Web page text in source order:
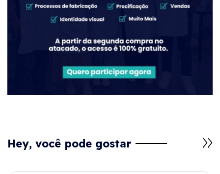
Hey, você pode gostar